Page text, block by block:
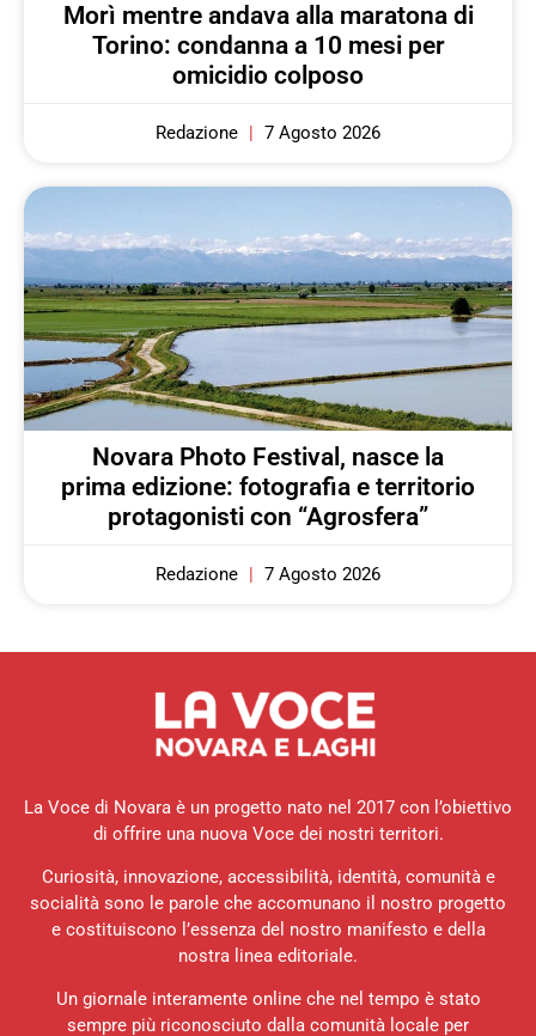
Morì mentre andava alla maratona di
Torino: condanna a 10 mesi per
omicidio colposo
Redazione 7 Agosto 2026
Novara Photo Festival, nasce la
prima edizione: fotografia e territorio
protagonisti con “Agrosfera”
Redazione 7 Agosto 2026
La Voce di Novara è un progetto nato nel 2017 con l’obiettivo
di offrire una nuova Voce dei nostri territori.
Curiosità, innovazione, accessibilità, identità, comunità e
socialità sono le parole che accomunano il nostro progetto
e costituiscono l’essenza del nostro manifesto e della
nostra linea editoriale.
Un giornale interamente online che nel tempo è stato
sempre più riconosciuto dalla comunità locale per